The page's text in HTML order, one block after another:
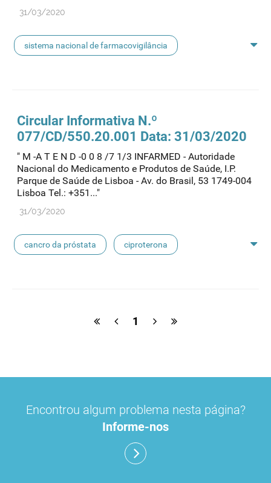
31/03/2020
sistema nacional de farmacovigilância
valerato de estradiol hirsutismo
terapêutica de substituição hormonal
risco de meningioma
meningioma
Circular Informativa N.º
077/CD/550.20.001 Data: 31/03/2020
" M -A T E N D -0 0 8 /7 1/3 INFARMED - Autoridade
Nacional do Medicamento e Produtos de Saúde, I.P.
Parque de Saúde de Lisboa - Av. do Brasil, 53 1749-004
Lisboa Tel.: +351..."
31/03/2020
cancro da próstata ciproterona
1
Encontrou algum problema nesta página?
Informe-nos